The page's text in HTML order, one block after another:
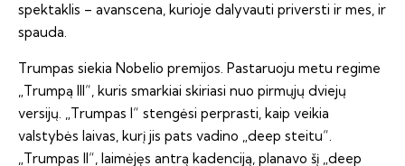
spektaklis – avanscena, kurioje dalyvauti priversti ir mes, ir
spauda.
Trumpas siekia Nobelio premijos. Pastaruoju metu regime
„Trumpą III“, kuris smarkiai skiriasi nuo pirmųjų dviejų
versijų. „Trumpas I“ stengėsi perprasti, kaip veikia
valstybės laivas, kurį jis pats vadino „deep steitu“.
„Trumpas II“, laimėjęs antrą kadenciją, planavo šį „deep